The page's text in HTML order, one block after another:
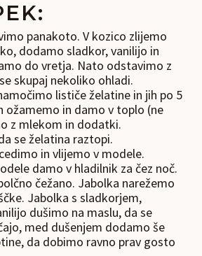
panakoto. V kozico zlijemo
dodamo sladkor, vanilijo in
do vretja. Nato odstavimo z
skupaj nekoliko ohladi.
lističe želatine in jih po 5
ožamemo in damo v toplo (ne
z mlekom in dodatki.
se želatina raztopi.
in vlijemo v modele.
damo v hladilnik za čez noč.
čežano. Jabolka narežemo
Jabolka s sladkorjem,
dušimo na maslu, da se
med dušenjem dodamo še
da dobimo ravno prav gosto